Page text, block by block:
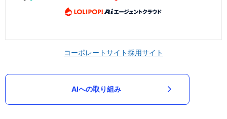
コーポレートサイト採用サイト
AIへの取り組み